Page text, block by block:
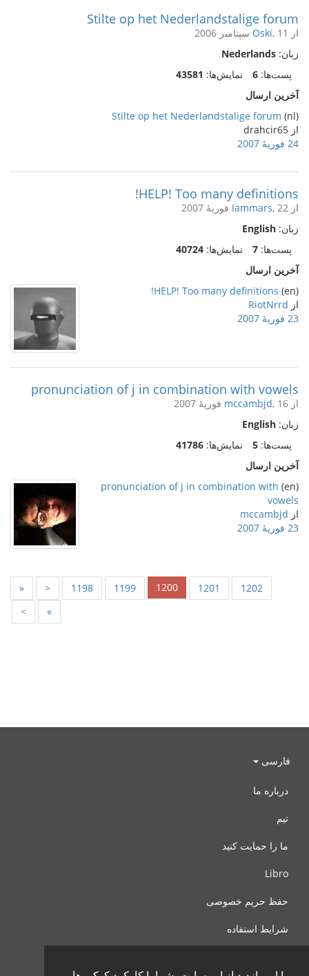
Stilte op het Nederlandstalige forum
از Oski, 11 سپتامبر 2006
زبان: Nederlands
پست‌ها: 6 نمایش‌ها: 43581
آخرین ارسال
(nl)
Stilte op het Nederlandstalige forum
از drahcir65
24 فوریهٔ 2007
HELP! Too many definitions!
از Iammars, 22 فوریهٔ 2007
زبان: English
پست‌ها: 7 نمایش‌ها: 40724
آخرین ارسال
(en)
HELP! Too many definitions!
از RiotNrrd
23 فوریهٔ 2007
pronunciation of j in combination with vowels
از mccambjd, 16 فوریهٔ 2007
زبان: English
پست‌ها: 5 نمایش‌ها: 41786
آخرین ارسال
(en)
pronunciation of j in combination with
vowels
از mccambjd
23 فوریهٔ 2007
« < 1198 1199 1200 1201
1202
>
»
فارسی
درباره ما
تیم
ما را حمایت کنید
Libro
حفظ حریم خصوصی
شرایط استفاده